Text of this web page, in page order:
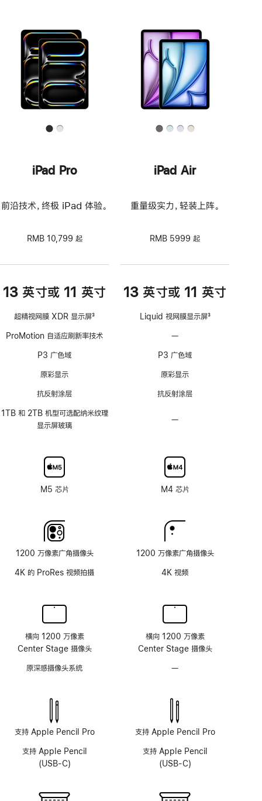
iPad Pro
前沿技术，终极 iPad 体验。
RMB 10,799 起
13 英寸或 11 英寸
超精视网膜 XDR 显示屏
注
3
ProMotion 自适应刷新率技术
P3 广色域
原彩显示
抗反射涂层
1TB 和 2TB 机型可选配纳米纹理
显示屏玻璃
M5 芯片
1200 万像素广角摄像头
4K 的 ProRes 视频拍摄
横向 1200 万像素
Center Stage 摄像头
原深感摄像头系统
支持 Apple Pencil Pro
支持 Apple Pencil
(USB-C)
iPad Air
重量级实力，轻装上阵。
RMB 5999 起
13 英寸或 11 英寸
Liquid 视网膜显示屏3
—
持
ProMotion
适
技
术
P3 广色域
原彩显示
抗反射涂层
—
配
纳
纹
板
M4 芯片
1200 万像素广角摄像头
4K 视频
横向 1200 万像素
Center Stage 摄像头
—
像
系
统
支持 Apple Pencil Pro
支持 Apple Pencil
(USB-C)